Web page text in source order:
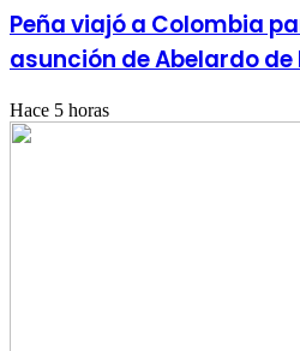
Peña viajó a Colombia
asunción de Abelardo de
Hace 5 horas